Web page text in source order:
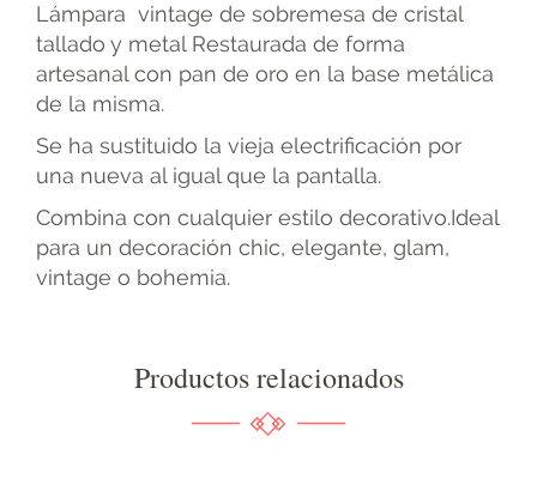
Lámpara vintage de sobremesa de cristal
tallado y metal Restaurada de forma
artesanal con pan de oro en la base metálica
de la misma.
Se ha sustituido la vieja electrificación por
una nueva al igual que la pantalla.
Combina con cualquier estilo decorativo.Ideal
para un decoración chic, elegante, glam,
vintage o bohemia.
Productos relacionados